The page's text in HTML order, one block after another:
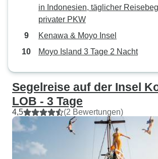
in Indonesien, täglicher
privater PKW
Kenawa & Moyo Insel
Moyo Island 3 Tage 2 Nacht
Segelreise auf der Insel
LOB - 3 Tage
4,5 (2 Bewertungen)